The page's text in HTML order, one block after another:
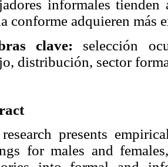
informales
conforme adquieren más
clave: selección
distribución, sector
presents
for males and